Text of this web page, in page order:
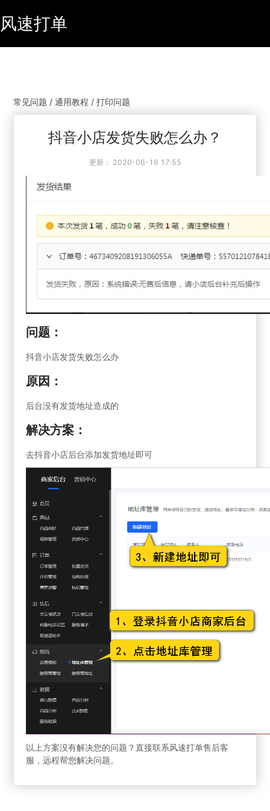
风速打单
常见问题 / 通用教程 / 打印问题
抖音小店发货失败怎么办？
更新： 2020-06-16 17:55
问题：
抖音小店发货失败怎么办
原因：
后台没有发货地址造成的
解决方案：
去抖音小店后台添加发货地址即可
以上方案没有解决您的问题？直接联系风速打单售后客
服，远程帮您解决问题。